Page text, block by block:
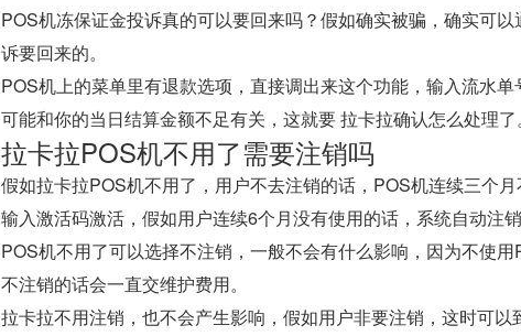
POS机冻保证金投诉真的可以要回来吗？假如确实被骗，确实可
诉要回来的。
POS机上的菜单里有退款选项，直接调出来这个功能，输入流水
可能和你的当日结算金额不足有关，这就要 拉卡拉确认怎么处理了。
拉卡拉POS机不用了需要注销吗
假如拉卡拉POS机不用了，用户不去注销的话，POS机连续三个
输入激活码激活，假如用户连续6个月没有使用的话，系统自动注销
POS机不用了可以选择不注销，一般不会有什么影响，因为不使
不注销的话会一直交维护费用。
拉卡拉不用注销，也不会产生影响，假如用户非要注销，这时可